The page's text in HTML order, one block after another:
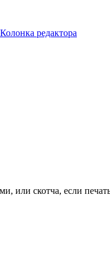
Колонка редактора
или скотча, если